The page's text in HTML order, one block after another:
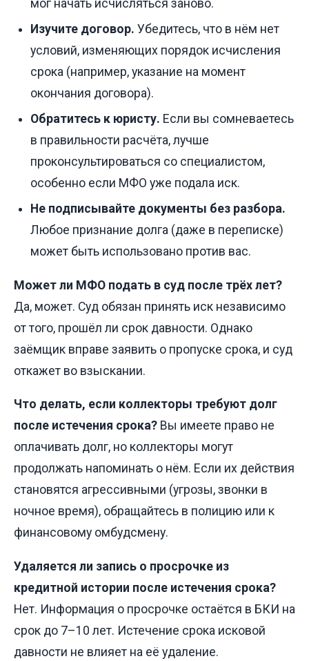
мог начать исчисляться заново.
Изучите договор. Убедитесь, что в нём нет
условий, изменяющих порядок исчисления
срока (например, указание на момент
окончания договора).
Обратитесь к юристу. Если вы сомневаетесь
в правильности расчёта, лучше
проконсультироваться со специалистом,
особенно если МФО уже подала иск.
Не подписывайте документы без разбора.
Любое признание долга (даже в переписке)
может быть использовано против вас.
Может ли МФО подать в суд после трёх лет?
Да, может. Суд обязан принять иск независимо
от того, прошёл ли срок давности. Однако
заёмщик вправе заявить о пропуске срока, и суд
откажет во взыскании.
Что делать, если коллекторы требуют долг
после истечения срока? Вы имеете право не
оплачивать долг, но коллекторы могут
продолжать напоминать о нём. Если их действия
становятся агрессивными (угрозы, звонки в
ночное время), обращайтесь в полицию или к
финансовому омбудсмену.
Удаляется ли запись о просрочке из
кредитной истории после истечения срока?
Нет. Информация о просрочке остаётся в БКИ на
срок до 7–10 лет. Истечение срока исковой
давности не влияет на её удаление.